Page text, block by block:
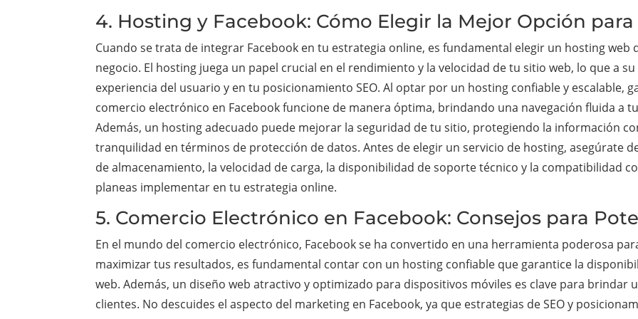
4. Hosting y Facebook: Cómo Elegir la Mejor Opción
Cuando se trata de integrar Facebook en tu estrategia online, es fundamental elegir un hosting web
negocio. El hosting juega un papel crucial en el rendimiento y la velocidad de tu sitio web, lo que a
experiencia del usuario y en tu posicionamiento SEO. Al optar por un hosting confiable y escalable,
comercio electrónico en Facebook funcione de manera óptima, brindando una navegación fluida a
Además, un hosting adecuado puede mejorar la seguridad de tu sitio, protegiendo la información
tranquilidad en términos de protección de datos. Antes de elegir un servicio de hosting, asegúrate
de almacenamiento, la velocidad de carga, la disponibilidad de soporte técnico y la compatibilidad
planeas implementar en tu estrategia online.
5. Comercio Electrónico en Facebook: Consejos para
En el mundo del comercio electrónico, Facebook se ha convertido en una herramienta poderosa
maximizar tus resultados, es fundamental contar con un hosting confiable que garantice la
web. Además, un diseño web atractivo y optimizado para dispositivos móviles es clave para brindar
clientes. No descuides el aspecto del marketing en Facebook, ya que estrategias de SEO y